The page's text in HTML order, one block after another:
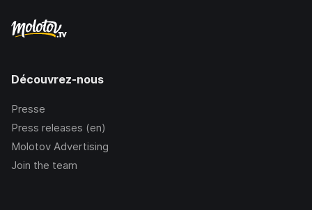
Découvrez-nous
Presse
Press releases (en)
Molotov Advertising
Join the team